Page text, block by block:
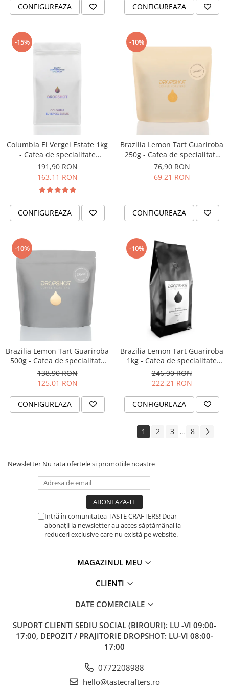
Consultanta deschidere cafenea
verde
Consultanta private label cafea
Consultanta deschidere
coffeeshop de specialitate
Start up - Cafenea
Oferta personalizata B2B
Curs Barista
Traininguri Profesionale
CONFIGUREAZA CONFIGUREAZA
-15%
Columbia El Vergel Estate 1kg
- Cafea de specialitate
DROPSHOT
191,90 RON
163,11 RON
CONFIGUREAZA
-10%
Brazilia Lemon Tart Guariroba
250g - Cafea de specialitate
DROPSHOT
76,90 RON
69,21 RON
CONFIGUREAZA
-10%
Brazilia Lemon Tart Guariroba
500g - Cafea de specialitate
DROPSHOT
138,90 RON
125,01 RON
CONFIGUREAZA
-10%
Brazilia Lemon Tart Guariroba
1kg - Cafea de specialitate
DROPSHOT
246,90 RON
222,21 RON
CONFIGUREAZA
1 2 3 ... 8
Newsletter Nu rata ofertele si promotiile noastre
Intră în comunitatea TASTE CRAFTERS! Doar
abonații la newsletter au acces săptămânal la
reduceri exclusive care nu există pe website.
MAGAZINUL MEU
CLIENTI
DATE COMERCIALE
SUPORT CLIENTI SEDIU SOCIAL (BIROURI): LU -VI 09:00-
17:00, DEPOZIT / PRAJITORIE DROPSHOT: LU-VI 08:00-
17:00
0772208988
hello@tastecrafters.ro